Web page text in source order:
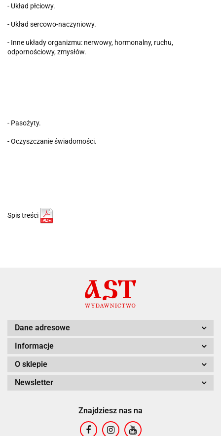
- Układ płciowy.
- Układ sercowo-naczyniowy.
- Inne układy organizmu: nerwowy, hormonalny, ruchu,
odpornościowy, zmysłów.
- Pasożyty.
- Oczyszczanie świadomości.
Spis treści
Dane adresowe
Informacje
O sklepie
Newsletter
Znajdziesz nas na